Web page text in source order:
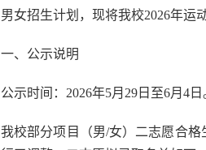
男女招生计划，现将我校2026年运
一、公示说明
公示时间：2026年5月29日至6月4日
我校部分项目（男/女）二志愿合